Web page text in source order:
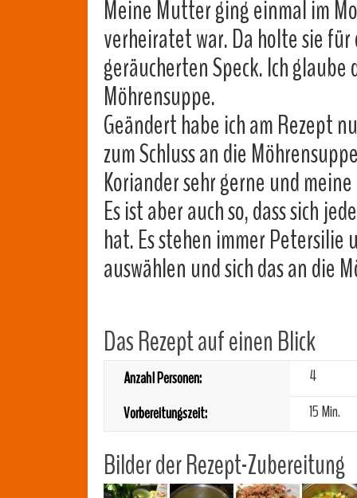
Meine Mutter ging einmal im
verheiratet war. Da holte sie
geräucherten Speck. Ich
Möhrensuppe.
Geändert habe ich am Rezept
zum Schluss an die
Koriander sehr gerne und
Es ist aber auch so, dass sich
hat. Es stehen immer Petersilie
auswählen und sich das an die
Das Rezept auf einen Blick
Anzahl Personen:
4
Vorbereitungszeit:
15 Min.
Bilder der Rezept-Zubereitung